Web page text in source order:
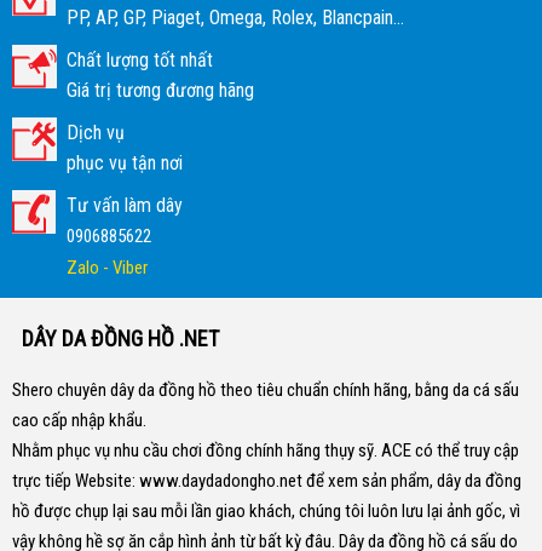
PP, AP, GP, Piaget, Omega, Rolex, Blancpain...
Chất lượng tốt nhất
Giá trị tương đương hãng
Dịch vụ
phục vụ tận nơi
Tư vấn làm dây
0906885622
Zalo - Viber
DÂY DA ĐỒNG HỒ .NET
Shero chuyên dây da đồng hồ theo tiêu chuẩn chính hãng, bằng da cá sấu
cao cấp nhập khẩu.
Nhằm phục vụ nhu cầu chơi đồng chính hãng thụy sỹ. ACE có thể truy cập
trực tiếp Website: www.daydadongho.netđể xem sản phẩm, dây da đồng
hồ được chụp lại sau mỗi lần giao khách, chúng tôi luôn lưu lại ảnh gốc, vì
vậy không hề sợ ăn cắp hình ảnh từ bất kỳ đâu. Dây da đồng hồ cá sấu do